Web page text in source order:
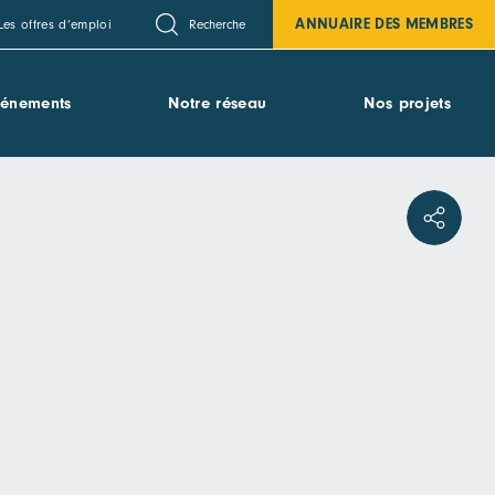
Les offres d’emploi Recherche ANNUAIRE DES MEMBRES
Notre réseau Nos projets